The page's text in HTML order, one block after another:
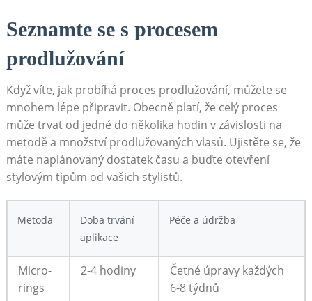
Seznamte se s procesem
prodlužování
Když víte, jak probíhá proces prodlužování, můžete se
mnohem lépe připravit. Obecně platí, že celý proces
může trvat od jedné do několika hodin v závislosti na
metodě a množství prodlužovaných vlasů. Ujistěte se, že
máte naplánovaný dostatek času a buďte otevření
stylovým tipům od vašich stylistů.
Metoda
Doba trvání
aplikace
Péče a údržba
Micro-
rings
2-4 hodiny
Četné úpravy každých
6-8 týdnů